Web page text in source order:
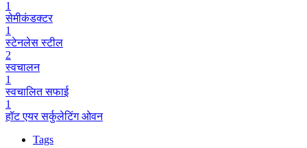
1
सेमीकंडक्टर
1
स्टेनलेस स्टील
2
स्वचालन
1
स्वचालित सफाई
1
हॉट एयर सर्कुलेटिंग ओवन
Tags